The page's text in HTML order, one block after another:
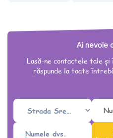
Ai nevoie
Lasă-ne contactele tale și
răspunde la toate